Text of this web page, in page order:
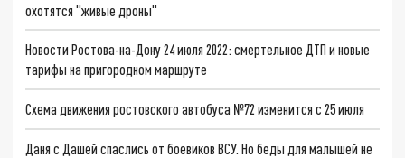
охотятся "живые дроны"
Новости Ростова-на-Дону 24 июля 2022: смертельное ДТП и новые
тарифы на пригородном маршруте
Схема движения ростовского автобуса №72 изменится с 25 июля
Даня с Дашей спаслись от боевиков ВСУ. Но беды для малышей не